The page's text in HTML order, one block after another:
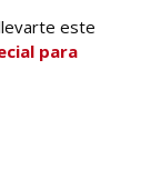
este
para